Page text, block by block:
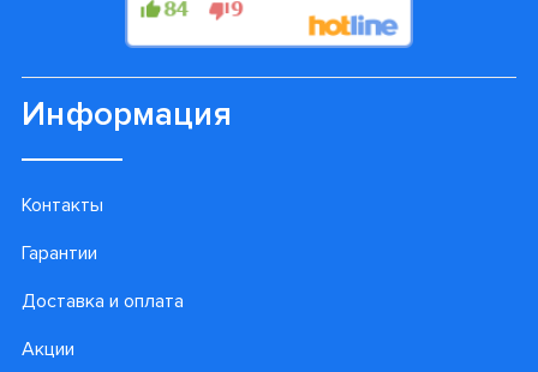
Информация
Контакты
Гарантии
Доставка и оплата
Акции